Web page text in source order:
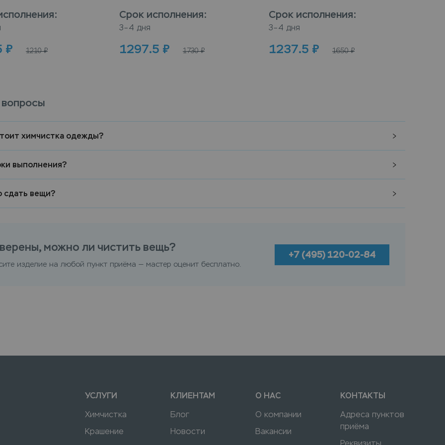
:
₽ 1210 ₽
Срок исполнения:
3–4 дня
1297.5 ₽ 1730 ₽
Срок исполнения:
3–4 дня
1237.5 ₽ 1650 ₽
химчистка одежды?
выполнения?
сдать вещи?
можно ли чистить вещь?
изделие на любой пункт приёма — мастер оценит бесплатно.
+7 (495) 120-02-84
УСЛУГИ
Химчистка
Крашение
КЛИЕНТАМ
Блог
Новости
О НАС
О компании
Вакансии
КОНТАКТЫ
Адреса пунктов
приёма